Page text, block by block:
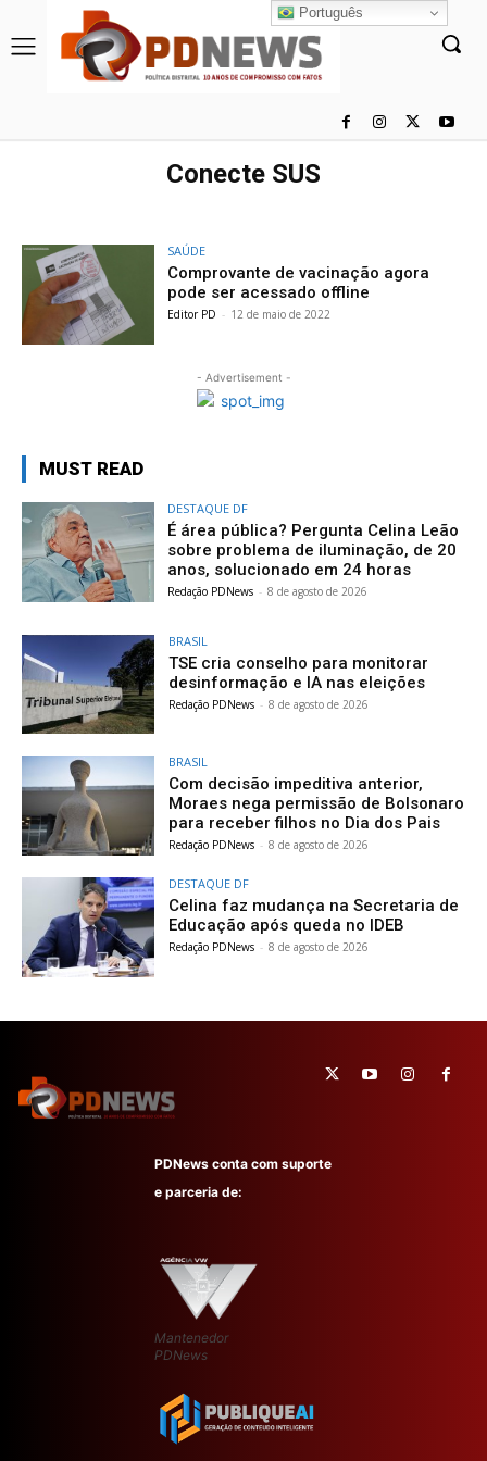
Conecte SUS
SAÚDE
Comprovante de vacinação agora
pode ser acessado offline
Editor PD - 12 de maio de 2022
- Advertisement -
MUST READ
DESTAQUE DF
É área pública? Pergunta Celina Leão
sobre problema de iluminação, de 20
anos, solucionado em 24 horas
Redação PDNews - 8 de agosto de 2026
BRASIL
TSE cria conselho para monitorar
desinformação e IA nas eleições
Redação PDNews - 8 de agosto de 2026
BRASIL
Com decisão impeditiva anterior,
Moraes nega permissão de Bolsonaro
para receber filhos no Dia dos Pais
Redação PDNews - 8 de agosto de 2026
DESTAQUE DF
Celina faz mudança na Secretaria de
Educação após queda no IDEB
Redação PDNews - 8 de agosto de 2026
PDNews conta com suporte
e parceria de:
Mantenedor
PDNews
Português